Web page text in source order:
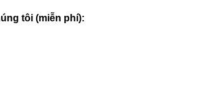
tôi (miễn phí):